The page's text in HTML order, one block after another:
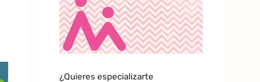
¿Quieres especializarte